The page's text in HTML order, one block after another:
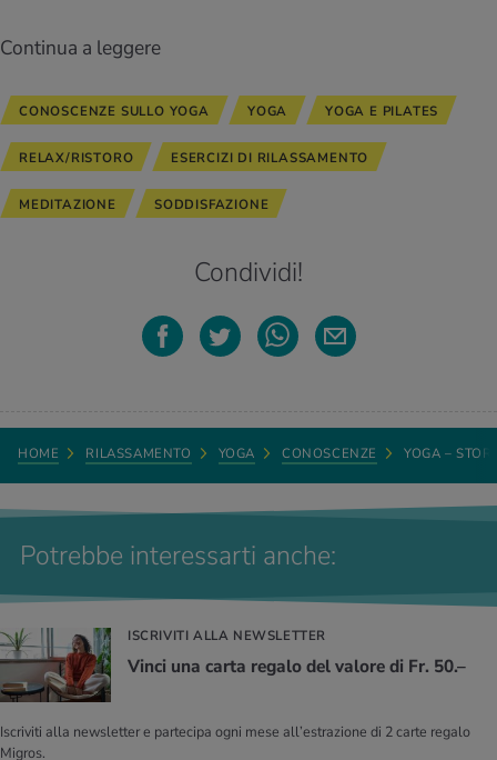
Continua a leggere
CONOSCENZE SULLO YOGA YOGA YOGA E PILATES
RELAX/RISTORO ESERCIZI DI RILASSAMENTO
MEDITAZIONE SODDISFAZIONE
Condividi!
HOME RILASSAMENTO YOGA CONOSCENZE YOGA –
Potrebbe interessarti anche:
ISCRIVITI ALLA NEWSLETTER
Vinci una carta regalo del valore di Fr. 50.–
Iscriviti alla newsletter e partecipa ogni mese all’estrazione di 2 carte regalo
Migros.